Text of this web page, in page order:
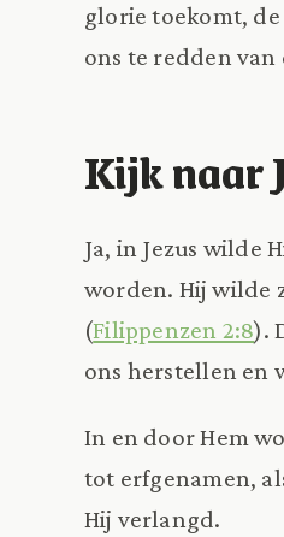
glorie toekomt,
ons te redden
Kijk naar
Ja, in Jezus wilde
worden. Hij wilde
(Filippenzen 2:8).
ons herstellen en
In en door Hem
tot erfgenamen,
Hij verlangd.